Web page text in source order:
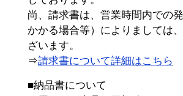
尚、請求書は、営業時間内での
かかる場合等）によりましては
ざいます。
⇒請求書について詳細はこちら
■納品書について